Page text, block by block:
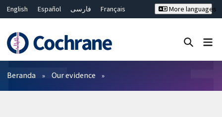
English Español فارسی
Français
Bahasa Malaysia
ไทย
繁體中文
简体中文
More languages
Filter
Beranda Our evidence